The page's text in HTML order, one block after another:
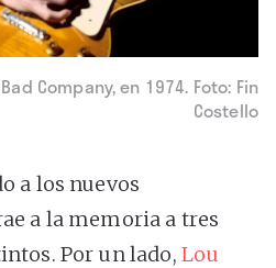
Company, en 1974. Foto: Fin
Costello
a los nuevos
a la memoria a tres
Por un lado, Lou